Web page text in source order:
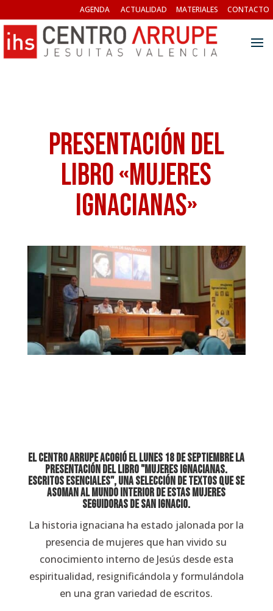
AGENDA ACTUALIDAD MATERIALES CONTACTO
Presentación del
libro «Mujeres
ignacianas»
El Centro Arrupe acogió el lunes 18 de septiembre la
presentación del libro "Mujeres ignacianas.
Escritos esenciales", una selección de textos que se
asoman al mundo interior de estas mujeres
seguidoras de san Ignacio.
La historia ignaciana ha estado jalonada por la
presencia de mujeres que han vivido su
conocimiento interno de Jesús desde esta
espiritualidad, resignificándola y formulándola
en una gran variedad de escritos.